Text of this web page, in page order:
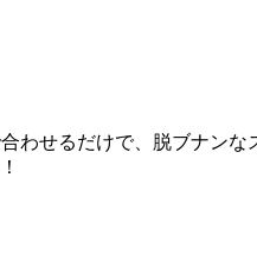
わせるだけで、脱ブナン